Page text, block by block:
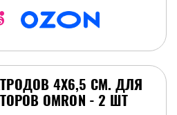
4Х6,5 СМ. ДЛЯ
OMRON - 2 ШТ